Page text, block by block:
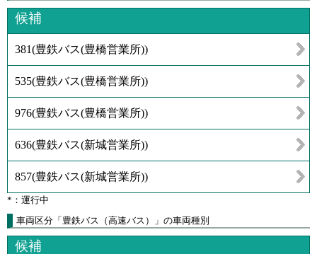
候補
381(豊鉄バス(豊橋営業所))
535(豊鉄バス(豊橋営業所))
976(豊鉄バス(豊橋営業所))
636(豊鉄バス(新城営業所))
857(豊鉄バス(新城営業所))
*：運行中
車両区分「豊鉄バス（高速バス）」の車両種別
候補